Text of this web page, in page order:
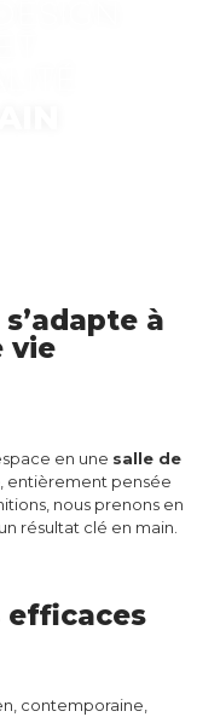
à
vie
en une salle de
, entièrement pensée
nous prenons en
résultat clé en main.
efficaces
contemporaine,